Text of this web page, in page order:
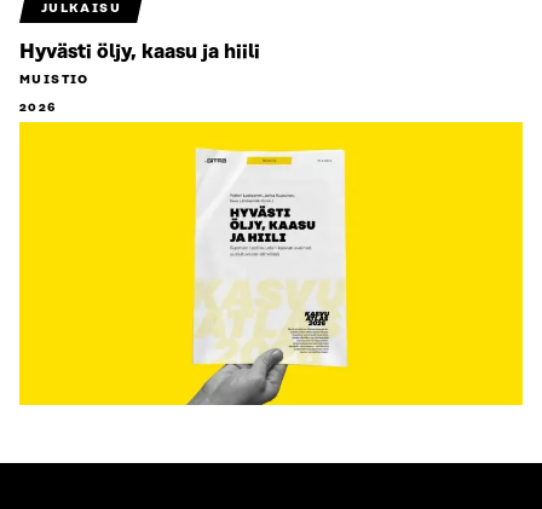
JULKAISU
Hyvästi öljy, kaasu ja hiili
MUISTIO
2026